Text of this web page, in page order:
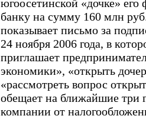
югоосетинской «дочке»
банку на сумму 160 млн
показывает письмо за
24 ноября 2006 года, в
приглашает
экономики», «открыть
«рассмотреть вопрос
обещает на ближайшие три
компании от